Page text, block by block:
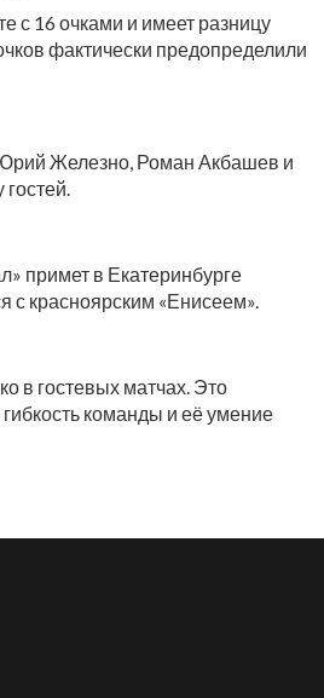
с 16 очками и имеет разницу
фактически предопределили
Юрий Железно, Роман Акбашев и
примет в Екатеринбурге
с красноярским «Енисеем».
в гостевых матчах. Это
гибкость команды и её умение